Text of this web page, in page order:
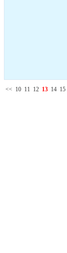
<< 10 11 12 13 14 15